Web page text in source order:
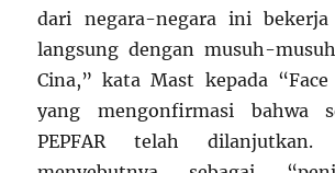
dari negara-negara ini bekerja
langsung dengan musuh-
Cina,” kata Mast kepada
yang mengonfirmasi bahwa
PEPFAR telah